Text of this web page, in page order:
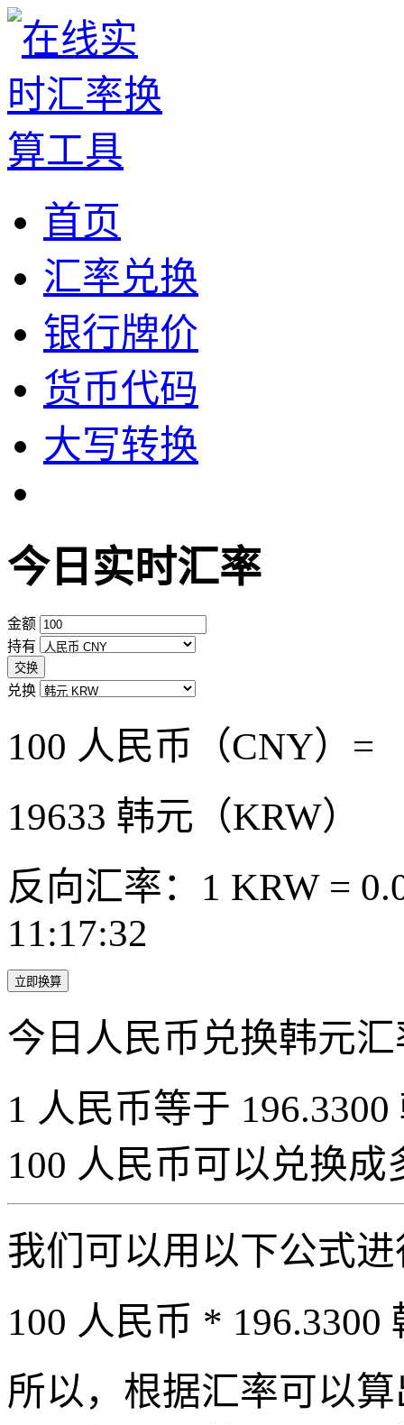
首页
汇率兑换
银行牌价
货币代码
大写转换
今日实时汇率
金额
持有
交换
兑换
100 人民币（CNY）=
19633 韩元（KRW）
反向汇率：1 KRW =
11:17:32
立即换算
今日人民币兑换韩元
1 人民币等于
100 人民币可以兑换成
我们可以用以下公式
100 人民币 * 196.3300
所以，根据汇率可以